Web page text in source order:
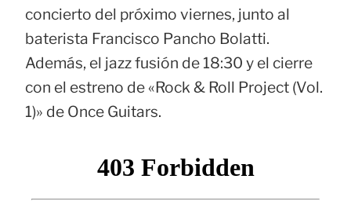
concierto del próximo viernes, junto al
baterista Francisco Pancho Bolatti.
Además, el jazz fusión de 18:30 y el cierre
con el estreno de «Rock & Roll Project (Vol.
1)» de Once Guitars.